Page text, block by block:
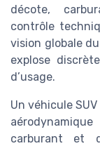
décote,
contrôle
vision globale
explose
d’usage.
Un véhicule
carburant et